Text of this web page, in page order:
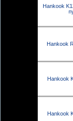
Hankook
Hankook
Hankook
Hankook